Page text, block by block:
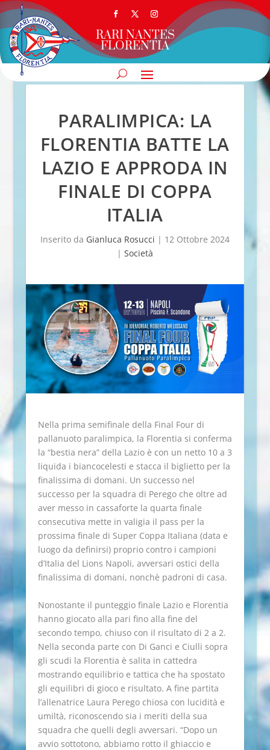
RARI NANTES
FLORENTIA
PARALIMPICA: LA
FLORENTIA BATTE LA
LAZIO E APPRODA IN
FINALE DI COPPA
ITALIA
Inserito da Gianluca Rosucci | 12 Ottobre 2024
| Società
Nella prima semifinale della Final Four di
pallanuoto paralimpica, la Florentia si conferma
la “bestia nera” della Lazio è con un netto 10 a 3
liquida i biancocelesti e stacca il biglietto per la
finalissima di domani. Un successo nel
successo per la squadra di Perego che oltre ad
aver messo in cassaforte la quarta finale
consecutiva mette in valigia il pass per la
prossima finale di Super Coppa Italiana (data e
luogo da definirsi) proprio contro i campioni
d’Italia del Lions Napoli, avversari ostici della
finalissima di domani, nonchè padroni di casa.
Nonostante il punteggio finale Lazio e Florentia
hanno giocato alla pari fino alla fine del
secondo tempo, chiuso con il risultato di 2 a 2.
Nella seconda parte con Di Ganci e Ciulli sopra
gli scudi la Florentia è salita in cattedra
mostrando equilibrio e tattica che ha spostato
gli equilibri di gioco e risultato. A fine partita
l’allenatrice Laura Perego chiosa con lucidità e
umiltà, riconoscendo sia i meriti della sua
squadra che quelli degli avversari. “Dopo un
avvio sottotono, abbiamo rotto il ghiaccio e